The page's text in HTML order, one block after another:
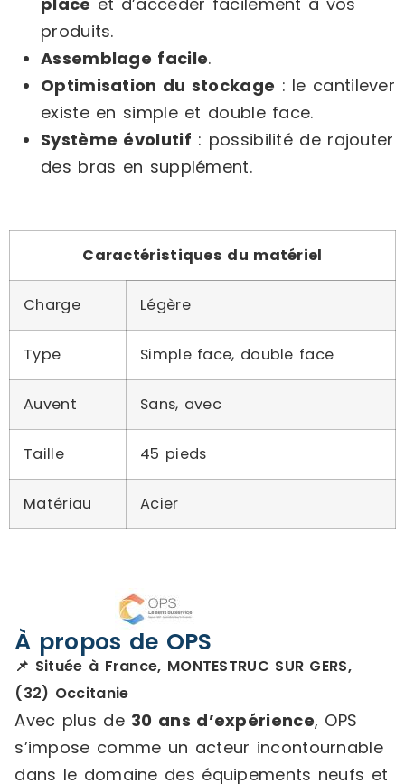
produits.
Assemblage facile.
Optimisation du stockage : le cantilever
existe en simple et double face.
Système évolutif : possibilité de rajouter
des bras en supplément.
Caractéristiques du matériel
Charge Légère
Type Simple face, double face
Auvent Sans, avec
Taille 45 pieds
Matériau Acier
À propos de OPS
📌 Située à France, MONTESTRUC SUR GERS,
(32) Occitanie
Avec plus de 30 ans d’expérience, OPS
s’impose comme un acteur incontournable
dans le domaine des équipements neufs et